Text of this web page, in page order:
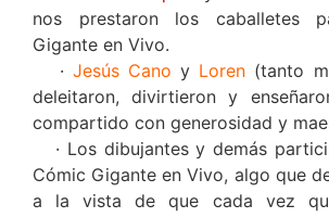
nos prestaron los caballetes
Gigante en Vivo.
· Jesús Cano y Loren (tanto
deleitaron, divirtieron y
compartido con generosidad y
· Los dibujantes y demás
Cómic Gigante en Vivo, algo que
a la vista de que cada vez